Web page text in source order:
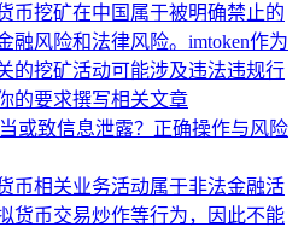
币挖矿在中国属于被明确禁止的
融风险和法律风险。imtoken作为
的挖矿活动可能涉及违法违规行
的要求撰写相关文章
或致信息泄露？正确操作与风险
币相关业务活动属于非法金融活
货币交易炒作等行为，因此不能